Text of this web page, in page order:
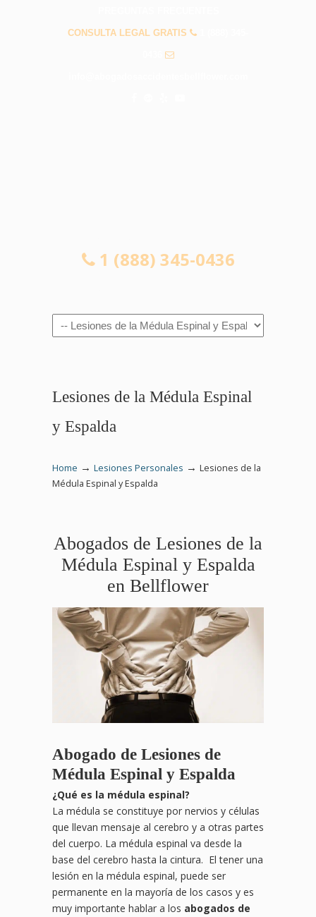
CONSULTA LEGAL GRATIS
1 (888) 345-0436
Navigation
Lesiones de la Médula Espinal
y Espalda
Home → Lesiones Personales → Lesiones de la
Médula Espinal y Espalda
Abogados de Lesiones de la
Médula Espinal y Espalda
en Bellflower
Abogado de Lesiones de
Médula Espinal y Espalda
¿Qué es la médula espinal?
La médula se constituye por nervios y células
que llevan mensaje al cerebro y a otras partes
del cuerpo. La médula espinal va desde la
base del cerebro hasta la cintura. El tener una
lesión en la médula espinal, puede ser
permanente en la mayoría de los casos y es
muy importante hablar a los abogados de